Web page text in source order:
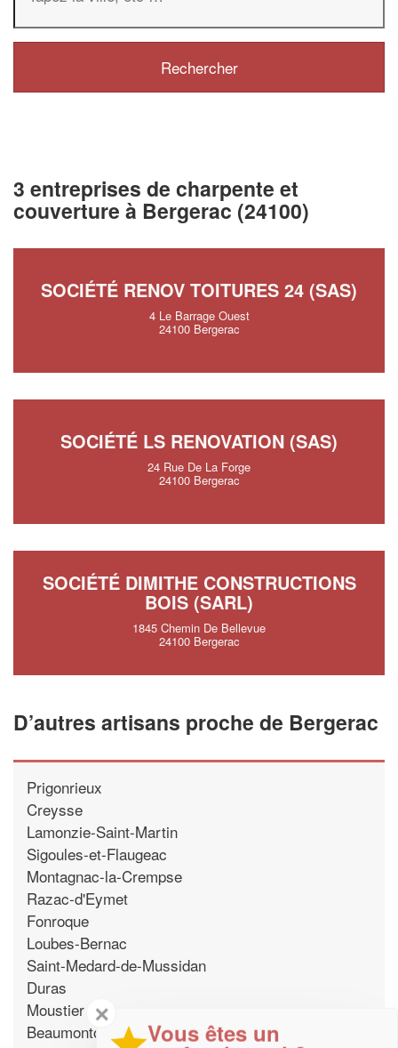
3 entreprises de charpente et
couverture à Bergerac (24100)
SOCIÉTÉ RENOV TOITURES 24 (SAS)
4 Le Barrage Ouest
24100 Bergerac
SOCIÉTÉ LS RENOVATION (SAS)
24 Rue De La Forge
24100 Bergerac
SOCIÉTÉ DIMITHE CONSTRUCTIONS
BOIS (SARL)
1845 Chemin De Bellevue
24100 Bergerac
D’autres artisans proche de Bergerac
Prigonrieux
Creysse
Lamonzie-Saint-Martin
Sigoules-et-Flaugeac
Montagnac-la-Crempse
Razac-d'Eymet
Fonroque
Loubes-Bernac
Saint-Medard-de-Mussidan
Duras
Moustier
Beaumontois-en-Perigord
✕
Vous êtes un